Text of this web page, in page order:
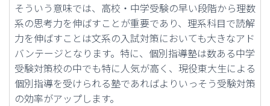
そういう意味では、高校・中学受験の早い段階から理数
系の思考力を伸ばすことが重要であり、理系科目で読解
力を伸ばすことは文系の入試対策においても大きなアド
バンテージとなります。特に、個別指導塾は数ある中学
受験対策校の中でも特に人気が高く、現役東大生による
個別指導を受けられる塾であればよりいっそう受験対策
の効率がアップします。